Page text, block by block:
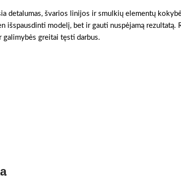
detalumas, švarios linijos ir smulkių elementų
išspausdinti modelį, bet ir gauti nuspėjamą rezultatą.
greitai tęsti darbus.